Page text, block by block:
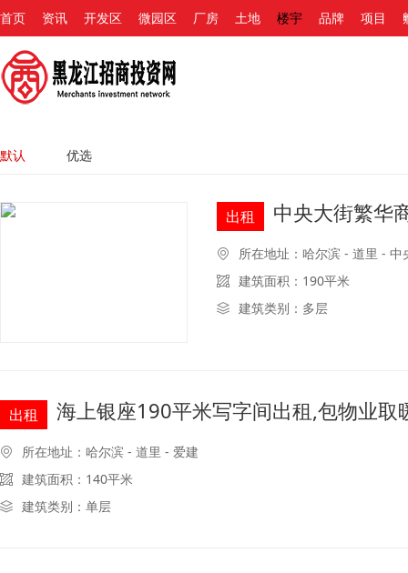
首页 资讯 开发区 微园区 厂房 土地 楼宇 品牌 项目
默认 优选
出租 中央大街繁华
所在地址：哈尔滨 - 道里 -
建筑面积：190平米
建筑类别：多层
出租 海上银座190平米写字间出租,包物业取
所在地址：哈尔滨 - 道里 - 爱建
建筑面积：140平米
建筑类别：单层